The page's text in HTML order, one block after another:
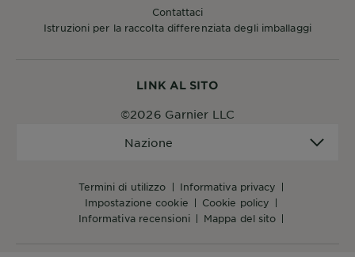
LINK AL SITO
termini di utilizzo
informativa privacy
impostazione cookie
cookie policy
informativa recensioni
mappa del sito
Nazione
©2026 Garnier LLC
Contattaci
Istruzioni per la raccolta differenziata degli imballaggi